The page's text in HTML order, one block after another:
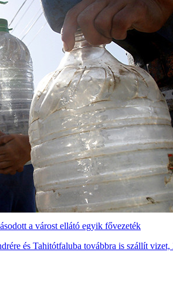
a várost ellátó egyik fővezeték
és Tahitótfaluba továbbra is szállít